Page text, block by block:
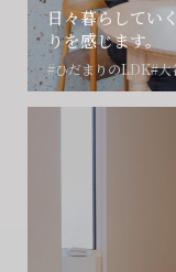
日々暮らしてい
りを感じます。
#ひだまりのLDK#大